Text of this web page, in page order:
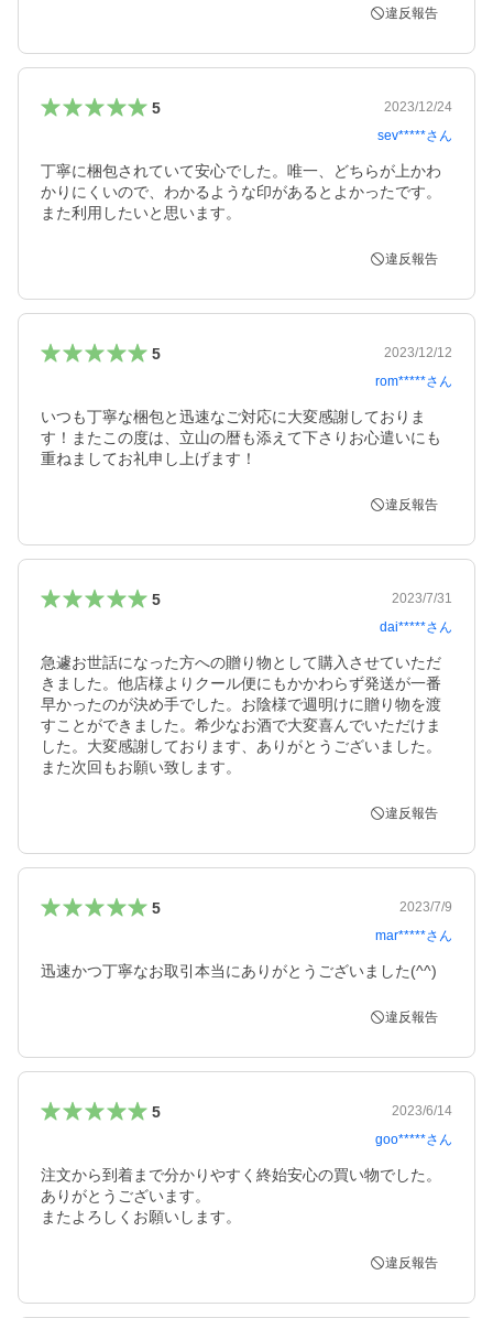
違反報告
5
2023/12/24
sev*****さん
丁寧に梱包されていて安心でした。唯一、どちらが上かわ
かりにくいので、わかるような印があるとよかったです。
また利用したいと思います。
違反報告
5
2023/12/12
rom*****さん
いつも丁寧な梱包と迅速なご対応に大変感謝しておりま
す！またこの度は、立山の暦も添えて下さりお心遣いにも
重ねましてお礼申し上げます！
違反報告
5
2023/7/31
dai*****さん
急遽お世話になった方への贈り物として購入させていただ
きました。他店様よりクール便にもかかわらず発送が一番
早かったのが決め手でした。お陰様で週明けに贈り物を渡
すことができました。希少なお酒で大変喜んでいただけま
した。大変感謝しております、ありがとうございました。
また次回もお願い致します。
違反報告
5
2023/7/9
mar*****さん
迅速かつ丁寧なお取引本当にありがとうございました(^^)
違反報告
5
2023/6/14
goo*****さん
注文から到着まで分かりやすく終始安心の買い物でした。
ありがとうございます。
またよろしくお願いします。
違反報告